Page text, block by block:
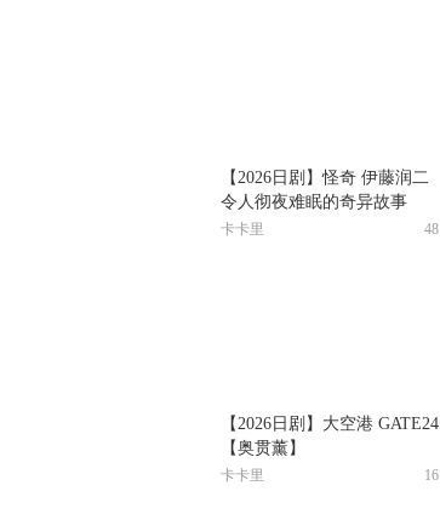
【2026日剧】怪奇 伊藤润二
令人彻夜难眠的奇异故事
【圆井湾】
48
卡卡里
【2026日剧】大空港 GATE24
【奥贯薰】
16
卡卡里